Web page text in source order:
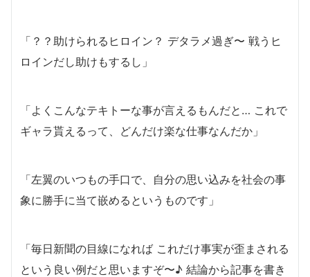
「？？助けられるヒロイン？ デタラメ過ぎ〜 戦うヒ
ロインだし助けもするし」
「よくこんなテキトーな事が言えるもんだと… これで
ギャラ貰えるって、どんだけ楽な仕事なんだか」
「左翼のいつもの手口で、自分の思い込みを社会の事
象に勝手に当て嵌めるというものです」
「毎日新聞の目線になれば これだけ事実が歪まされる
という良い例だと思いますぞ〜♪ 結論から記事を書き